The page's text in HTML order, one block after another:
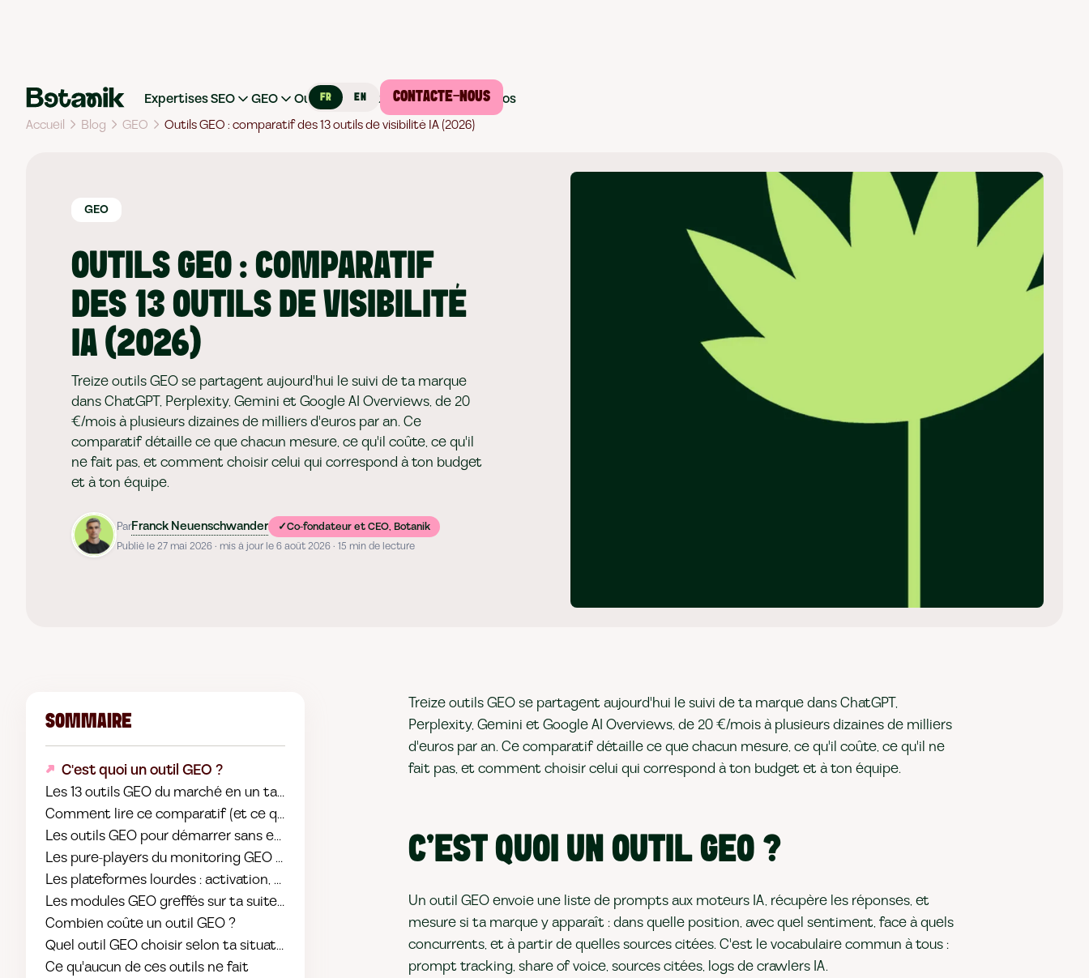
Expertises SEO GEO Outils Ressources TarifsÀ propos
FR EN CONTACTE-NOUS
Accueil Blog GEO Outils GEO : comparatif des 13 outils de visibilité IA (2026)
GEO
OUTILS GEO : COMPARATIF
DES 13 OUTILS DE VISIBILITÉ
IA (2026)
Treize outils GEO se partagent aujourd'hui le suivi de ta marque
dans ChatGPT, Perplexity, Gemini et Google AI Overviews, de 20
€/mois à plusieurs dizaines de milliers d'euros par an. Ce
comparatif détaille ce que chacun mesure, ce qu'il coûte, ce qu'il
ne fait pas, et comment choisir celui qui correspond à ton budget
et à ton équipe.
ParFranck Neuenschwander
Co-fondateur et CEO, Botanik
Publié le 27 mai 2026 · mis à jour le 6 août 2026 · 15 min de lecture
SOMMAIRE
C'est quoi un outil GEO ?
Les 13 outils GEO du marché en un tableau
Comment lire ce comparatif (et ce qu'on n'a pas testé)
Les outils GEO pour démarrer sans engagement (moins de 50 €/mois)
Les pure-players du monitoring GEO (75 à 100 €/mois)
Les plateformes lourdes : activation, multi-clients, enterprise
Les modules GEO greffés sur ta suite SEO
Combien coûte un outil GEO ?
Quel outil GEO choisir selon ta situation
Ce qu'aucun de ces outils ne fait
Treize outils GEO se partagent aujourd'hui le suivi de ta marque dans ChatGPT,
Perplexity, Gemini et Google AI Overviews, de 20 €/mois à plusieurs dizaines de milliers
d'euros par an. Ce comparatif détaille ce que chacun mesure, ce qu'il coûte, ce qu'il ne
fait pas, et comment choisir celui qui correspond à ton budget et à ton équipe.
C'EST QUOI UN OUTIL GEO ?
Un outil GEO envoie une liste de prompts aux moteurs IA, récupère les réponses, et
mesure si ta marque y apparaît : dans quelle position, avec quel sentiment, face à quels
concurrents, et à partir de quelles sources citées. C'est le vocabulaire commun à tous :
prompt tracking, share of voice, sources citées, logs de crawlers IA.